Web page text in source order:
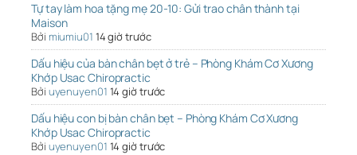
Tự tay làm hoa tặng mẹ 20-10: Gửi trao chân thành tại
Maison
Bởi miumiu01 14 giờ trước
Dấu hiệu của bàn chân bẹt ở trẻ – Phòng Khám Cơ Xương
Khớp Usac Chiropractic
Bởi uyenuyen01 14 giờ trước
Dấu hiệu con bị bàn chân bẹt – Phòng Khám Cơ Xương
Khớp Usac Chiropractic
Bởi uyenuyen01 14 giờ trước